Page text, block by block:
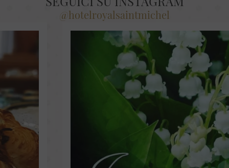
SEGUICI SU INSTAGRAM
@hotelroyalsaintmichel